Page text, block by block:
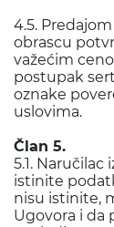
4.5.
obrascu
važećim
postupak
oznake
uslovima.
Član 5.
5.1.
istinite
nisu istinite,
Ugovora i da